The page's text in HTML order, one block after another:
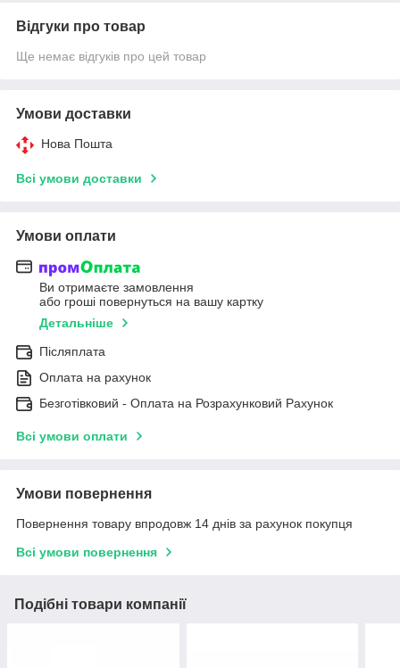
Відгуки про товар
Ще немає відгуків про цей товар
Умови доставки
Нова Пошта
Всі умови доставки
Умови оплати
Ви отримаєте замовлення
або гроші повернуться на вашу картку
Детальніше
Післяплата
Оплата на рахунок
Безготівковий - Оплата на Розрахунковий Рахунок
Всі умови оплати
Умови повернення
Повернення товару впродовж 14 днів за рахунок покупця
Всі умови повернення
Подібні товари компанії